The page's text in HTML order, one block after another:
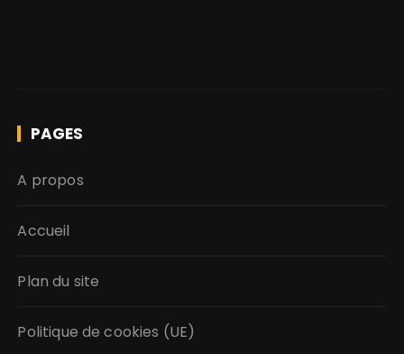
PAGES
A propos
Accueil
Plan du site
Politique de cookies (UE)